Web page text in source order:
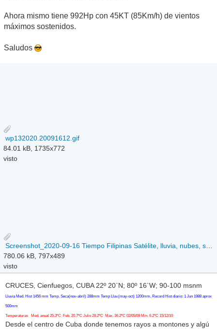
Ahora mismo tiene 992Hp con 45KT (85Km/h) de vientos
máximos sostenidos.
Saludos
wp132020.20091612.gif
84.01 kB, 1735x772
visto
780.06 kB, 797x489
visto
CRUCES, Cienfuegos, CUBA 22º 20`N; 80º 16`W; 90-100 msnm
Lluvia Med. Hist 1456 mm Temp. Seca(nov-abril) 288mm Temp Lluv.(may-oct) 1200mm, Record Hist diario: 1 Jun 1988 aprox
500mm
Temperaturas Med. anual 25.3ºC Feb. 20.7ºC Julio 28.2ºC Max. 36.2ºC 02/05/09 Min. 6.2ºC 15/12/10
Desde el centro de Cuba donde tenemos rayos a montones y algú